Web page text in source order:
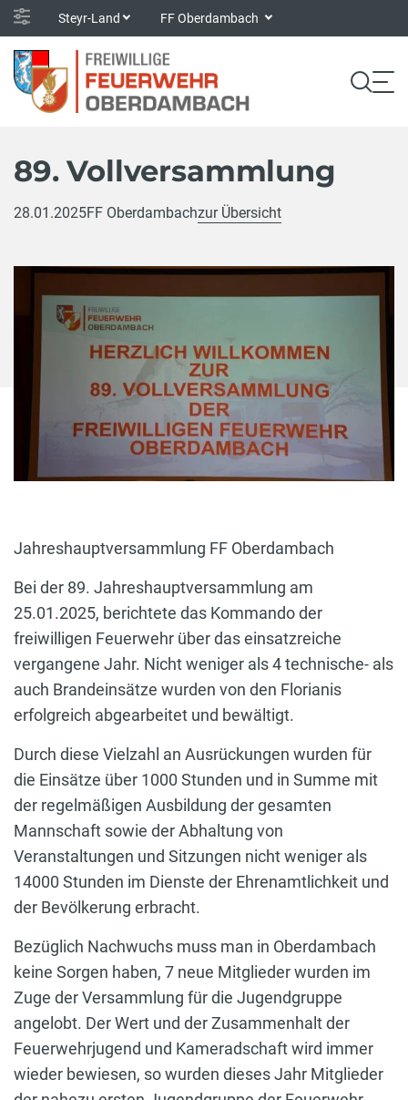
Steyr-Land FF Oberdambach
89. Vollversammlung
28.01.2025FF Oberdambachzur Übersicht
Jahreshauptversammlung FF Oberdambach
Bei der 89. Jahreshauptversammlung am
25.01.2025, berichtete das Kommando der
freiwilligen Feuerwehr über das einsatzreiche
vergangene Jahr. Nicht weniger als 4 technische- als
auch Brandeinsätze wurden von den Florianis
erfolgreich abgearbeitet und bewältigt.
Durch diese Vielzahl an Ausrückungen wurden für
die Einsätze über 1000 Stunden und in Summe mit
der regelmäßigen Ausbildung der gesamten
Mannschaft sowie der Abhaltung von
Veranstaltungen und Sitzungen nicht weniger als
14000 Stunden im Dienste der Ehrenamtlichkeit und
der Bevölkerung erbracht.
Bezüglich Nachwuchs muss man in Oberdambach
keine Sorgen haben, 7 neue Mitglieder wurden im
Zuge der Versammlung für die Jugendgruppe
angelobt. Der Wert und der Zusammenhalt der
Feuerwehrjugend und Kameradschaft wird immer
wieder bewiesen, so wurden dieses Jahr Mitglieder